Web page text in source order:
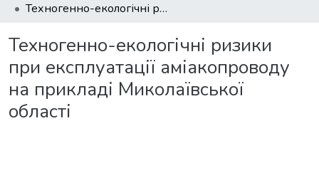
Техногенно-екологічні ризики при експлуатації аміакопроводу на прикладі Миколаївської області
Техногенно-екологічні ризики
при експлуатації аміакопроводу
на прикладі Миколаївської
області